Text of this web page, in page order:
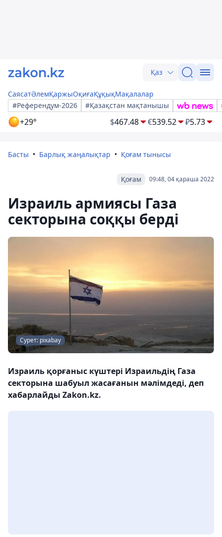
Қаз
СаясатӘлемҚаржыОқиғаҚұқықМақалалар
#Референдум-2026
#Қазақстан мақтанышы
+29° $467.48 €539.52 ₽5.73
Басты Барлық жаңалықтар Қоғам тынысы
09:48, 04 қараша 2022
Қоғам
Израиль армиясы Газа
секторына соққы берді
Сурет: pixabay
Израиль қорғаныс күштері Израильдің Газа
секторына шабуыл жасағанын мәлімдеді, деп
хабарлайды Zakon.kz.